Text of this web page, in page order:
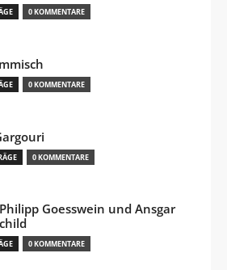
0 KOMMENTARE
0 KOMMENTARE
0 KOMMENTARE
Goesswein und Ansgar
0 KOMMENTARE